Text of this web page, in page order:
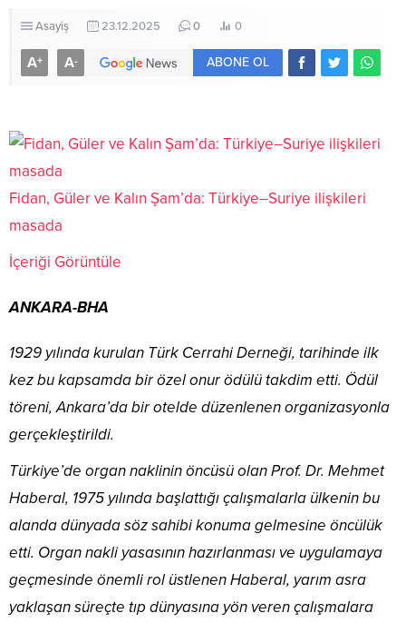
Asayiş 23.12.2025 0 0
A+ A- ABONE OL
Fidan, Güler ve Kalın Şam’da: Türkiye–Suriye ilişkileri
masada
İçeriği Görüntüle
ANKARA-BHA
1929 yılında kurulan Türk Cerrahi Derneği, tarihinde ilk
kez bu kapsamda bir özel onur ödülü takdim etti. Ödül
töreni, Ankara’da bir otelde düzenlenen organizasyonla
gerçekleştirildi.
Türkiye’de organ naklinin öncüsü olan Prof. Dr. Mehmet
Haberal, 1975 yılında başlattığı çalışmalarla ülkenin bu
alanda dünyada söz sahibi konuma gelmesine öncülük
etti. Organ nakli yasasının hazırlanması ve uygulamaya
geçmesinde önemli rol üstlenen Haberal, yarım asra
yaklaşan süreçte tıp dünyasına yön veren çalışmalara